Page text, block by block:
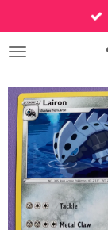
direct
naar
hoofdinhoud